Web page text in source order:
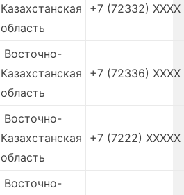
Казахстанская
область
+7 (72332) XXXX
Восточно-
Казахстанская
область
+7 (72336) XXXX
Восточно-
Казахстанская
область
+7 (7222) XXXXX
Восточно-